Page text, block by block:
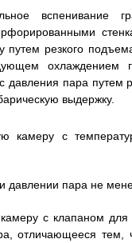
вспенивание
резкого
охлаждением
пара путем
выдержку.
камеру с
давлении пара не
с клапаном для
отличающееся тем,